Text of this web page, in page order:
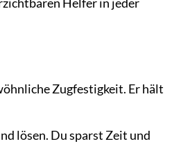
Zugfestigkeit. Er hält
lösen. Du sparst Zeit und